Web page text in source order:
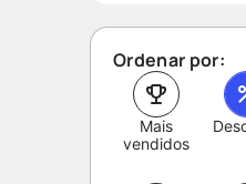
Ordenar por:
Mais
vendidos